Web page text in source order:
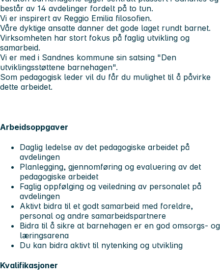
består av 14 avdelinger fordelt på to tun.
Vi er inspirert av Reggio Emilia filosofien.
Våre dyktige ansatte danner det gode laget rundt barnet.
Virksomheten har stort fokus på faglig utvikling og
samarbeid.
Vi er med i Sandnes kommune sin satsing "Den
utviklingsstøttene barnehagen".
Som pedagogisk leder vil du får du mulighet til å påvirke
dette arbeidet.
Arbeidsoppgaver
Daglig ledelse av det pedagogiske arbeidet på
avdelingen
Planlegging, gjennomføring og evaluering av det
pedagogiske arbeidet
Faglig oppfølging og veiledning av personalet på
avdelingen
Aktivt bidra til et godt samarbeid med foreldre,
personal og andre samarbeidspartnere
Bidra til å sikre at barnehagen er en god omsorgs- og
læringsarena
Du kan bidra aktivt til nytenking og utvikling
Kvalifikasjoner